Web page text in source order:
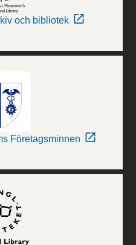
och bibliotek
Företagsminnen